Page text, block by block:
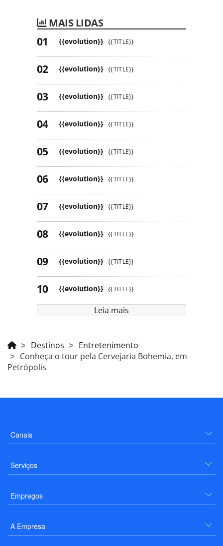
MAIS LIDAS
{{evolution}} {{TITLE}}
{{evolution}} {{TITLE}}
{{evolution}} {{TITLE}}
{{evolution}} {{TITLE}}
{{evolution}} {{TITLE}}
{{evolution}} {{TITLE}}
{{evolution}} {{TITLE}}
{{evolution}} {{TITLE}}
{{evolution}} {{TITLE}}
{{evolution}} {{TITLE}}
Leia mais
Destinos
Entretenimento
Conheça o tour pela Cervejaria Bohemia, em
Petrópolis
Canais
Serviços
Empregos
A Empresa